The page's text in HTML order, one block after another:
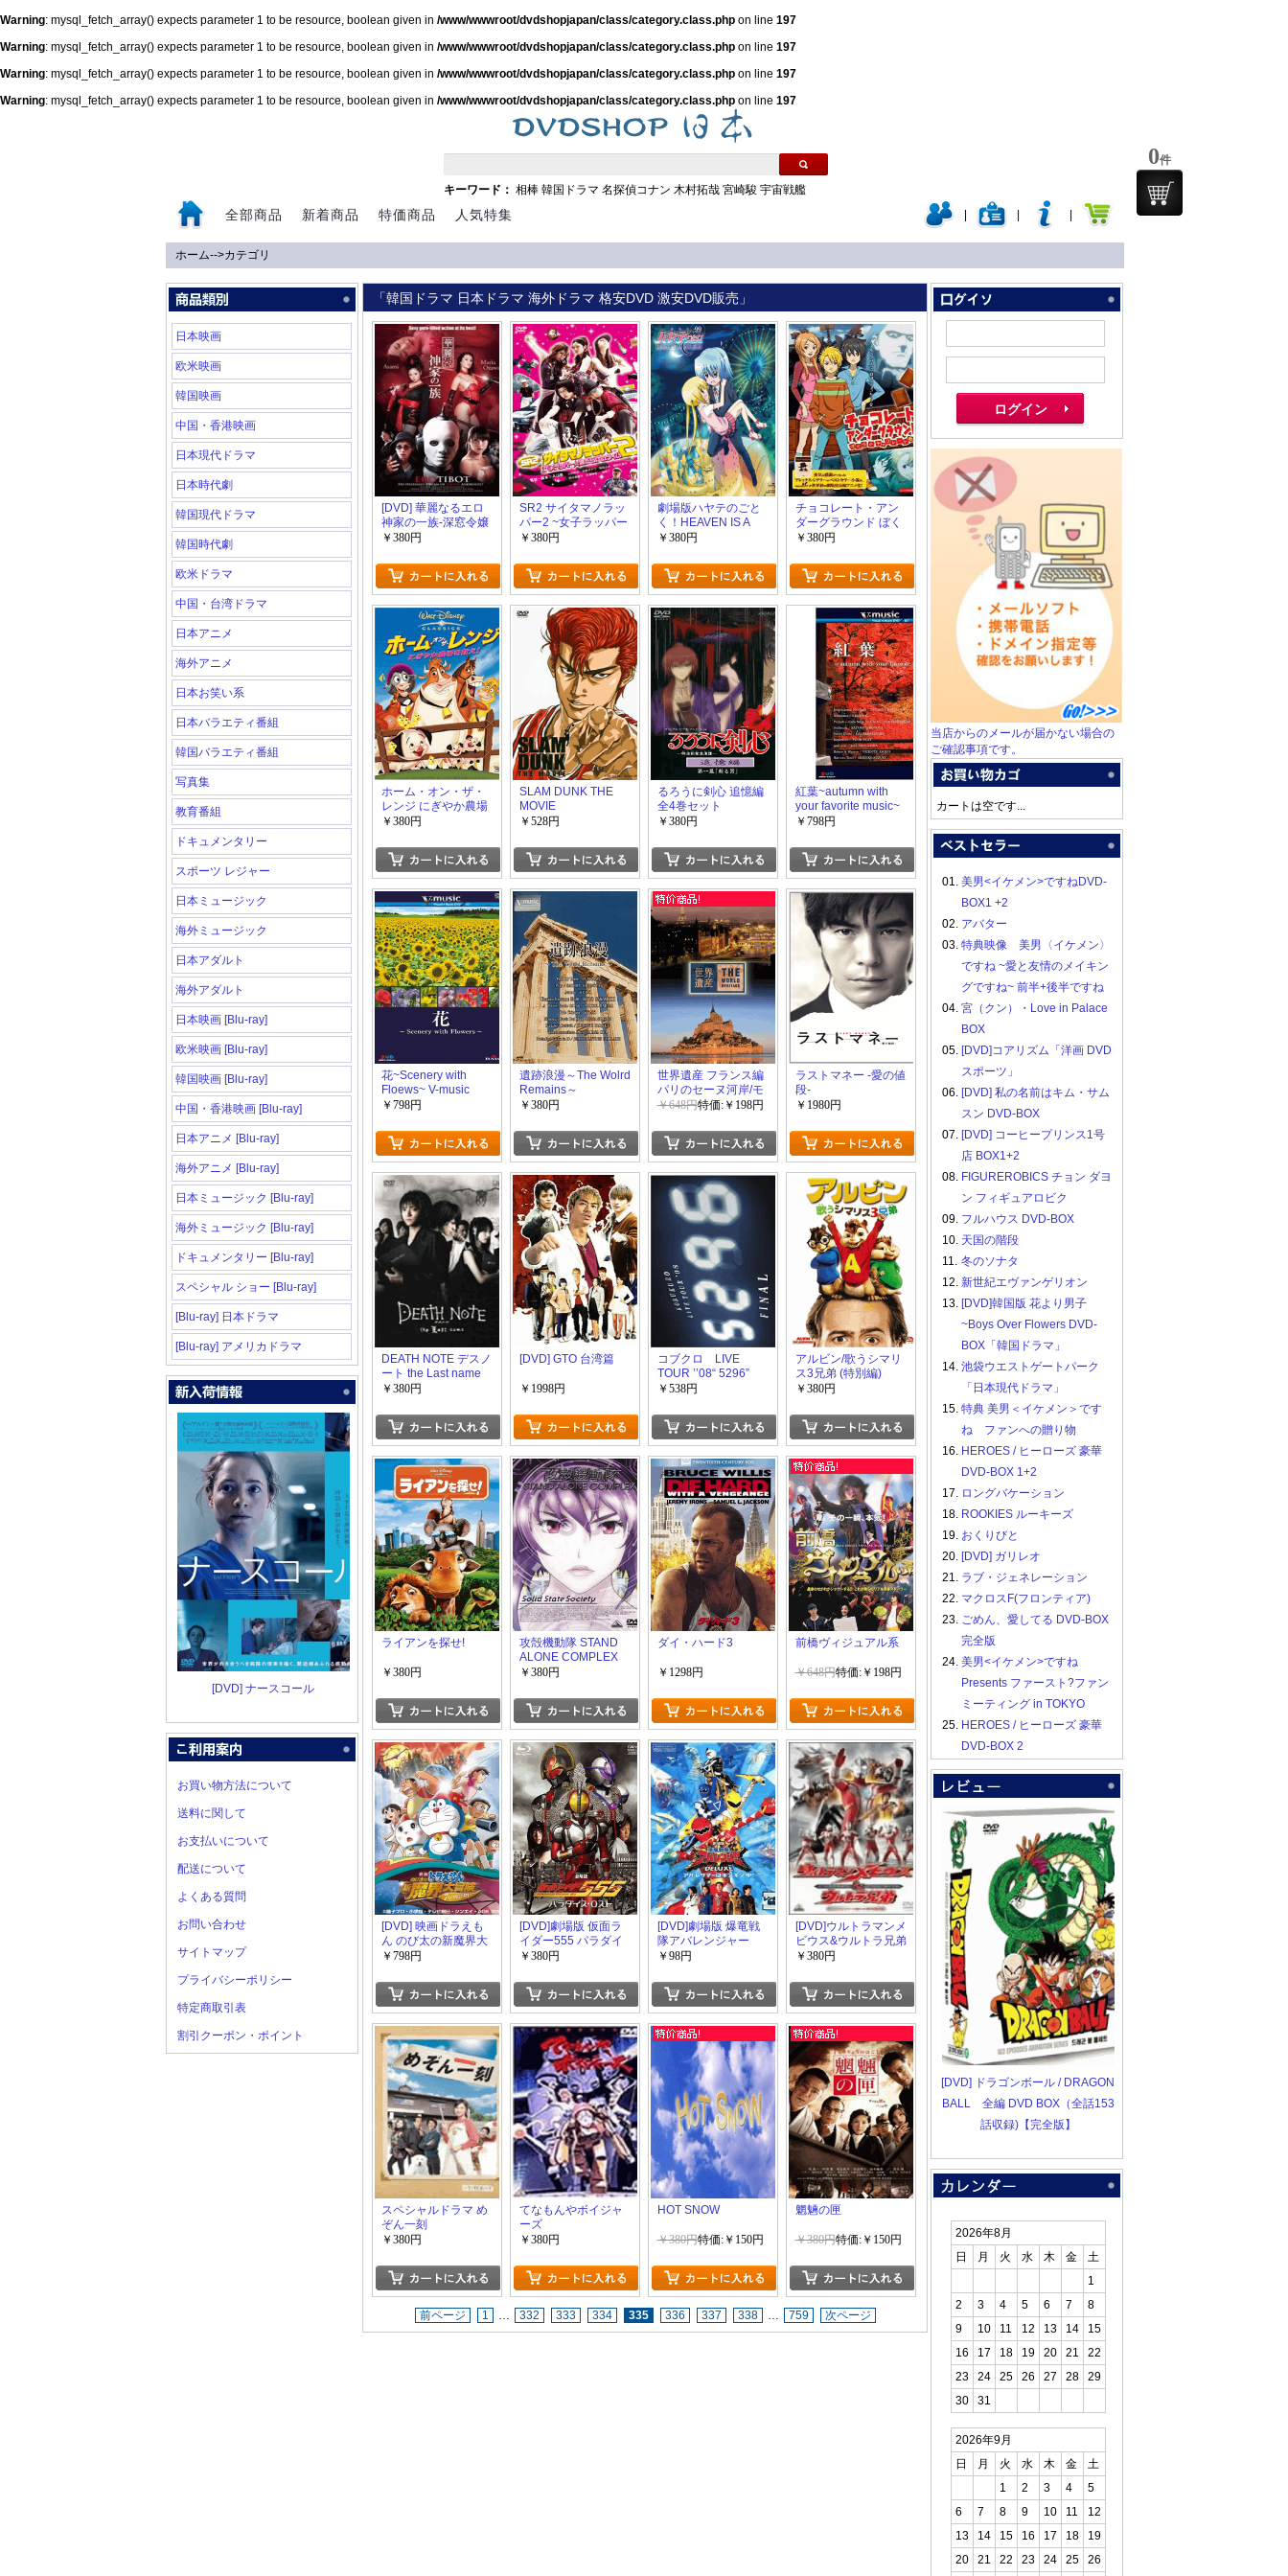
Warning: mysql_fetch_array() expects parameter 1 to be resource, boolean given in /www/wwwroot/dvdshopjapan/class/category.class.php on line 197
Warning: mysql_fetch_array() expects parameter 1 to be resource, boolean given in /www/wwwroot/dvdshopjapan/class/category.class.php on line 197
Warning: mysql_fetch_array() expects parameter 1 to be resource, boolean given in /www/wwwroot/dvdshopjapan/class/category.class.php on line 197
Warning: mysql_fetch_array() expects parameter 1 to be resource, boolean given in /www/wwwroot/dvdshopjapan/class/category.class.php on line 197
キーワード： 相棒 韓国ドラマ 名探偵コナン 木村拓哉 宮崎駿 宇宙戦艦
全部商品 新着商品 特価商品 人気特集
ホーム-->カテゴリ
日本映画
欧米映画
韓国映画
中国・香港映画
日本現代ドラマ
日本時代劇
韓国現代ドラマ
韓国時代劇
欧米ドラマ
中国・台湾ドラマ
日本アニメ
海外アニメ
日本お笑い系
日本バラエティ番組
韓国バラエティ番組
写真集
教育番組
ドキュメンタリー
スポーツ レジャー
日本ミュージック
海外ミュージック
日本アダルト
海外アダルト
日本映画 [Blu-ray]
欧米映画 [Blu-ray]
韓国映画 [Blu-ray]
中国・香港映画 [Blu-ray]
日本アニメ [Blu-ray]
海外アニメ [Blu-ray]
日本ミュージック [Blu-ray]
海外ミュージック [Blu-ray]
ドキュメンタリー [Blu-ray]
スペシャル ショー [Blu-ray]
[Blu-ray] 日本ドラマ
[Blu-ray] アメリカドラマ
[DVD] ナースコール
お買い物方法について
送料に関して
お支払いについて
配送について
よくある質問
お問い合わせ
サイトマップ
プライバシーポリシー
特定商取引表
割引クーポン・ポイント
「韓国ドラマ 日本ドラマ 海外ドラマ 格安DVD 激安DVD販売」
[DVD] 華麗なるエロ
神家の一族-深窓令嬢
は電気執
￥380円
SR2 サイタマノラッ
パー2 ~女子ラッパー
☆傷だらけのライム~
￥380円
劇場版ハヤテのごと
く！HEAVEN IS A
PLACE ON EARTH
￥380円
チョコレート・アン
ダーグラウンド ぼく
らのチョコレート戦
￥380円
ホーム・オン・ザ・
レンジ にぎやか農場
を救え!
￥380円
SLAM DUNK THE
MOVIE
￥528円
るろうに剣心 追憶編
全4巻セット
￥380円
紅葉~autumn with
your favorite music~
￥798円
花~Scenery with
Floews~ V-music
￥798円
遺跡浪漫～The Wolrd
Remains～
￥380円
世界遺産 フランス編
パリのセーヌ河岸/モ
ン・サン・ミッシェ
￥648円特価:￥198円
ラストマネー -愛の値
段-
￥1980円
DEATH NOTE デスノ
ート the Last name
￥380円
[DVD] GTO 台湾篇
￥1998円
コブクロ LIVE
TOUR ’’08“ 5296”
FINAL
￥538円
アルビン/歌うシマリ
ス3兄弟 (特別編)
￥380円
ライアンを探せ!
￥380円
攻殻機動隊 STAND
ALONE COMPLEX
Solid State Society
￥380円
ダイ・ハード3
￥1298円
前橋ヴィジュアル系
￥648円特価:￥198円
[DVD] 映画ドラえも
ん のび太の新魔界大
冒険 7人の魔法使い
￥798円
[DVD]劇場版 仮面ラ
イダー555 パラダイ
ス・ロスト
￥380円
[DVD]劇場版 爆竜戦
隊アバレンジャー
DELUXE アバレサマ
￥98円
[DVD]ウルトラマンメ
ビウス&ウルトラ兄弟
￥380円
スペシャルドラマ め
ぞん一刻
￥380円
てなもんやボイジャ
ーズ
￥380円
HOT SNOW
￥380円特価:￥150円
魍魎の匣
￥380円特価:￥150円
前ページ 1 … 332 333 334 335 336 337 338 … 759 次ページ
当店からのメールが届かない場合の
ご確認事項です。
カートは空です...
01. 美男<イケメン>ですねDVD-
BOX1 +2
02. アバター
03. 特典映像 美男〈イケメン〉
ですね ~愛と友情のメイキン
グですね~ 前半+後半ですね
04. 宮（クン）・Love in Palace
BOX
05. [DVD]コアリズム「洋画 DVD
スポーツ」
06. [DVD] 私の名前はキム・サム
スン DVD-BOX
07. [DVD] コーヒープリンス1号
店 BOX1+2
08. FIGUREROBICS チョン ダヨ
ン フィギュアロビク
09. フルハウス DVD-BOX
10. 天国の階段
11. 冬のソナタ
12. 新世紀エヴァンゲリオン
13. [DVD]韓国版 花より男子
~Boys Over Flowers DVD-
BOX「韓国ドラマ」
14. 池袋ウエストゲートパーク
「日本現代ドラマ」
15. 特典 美男＜イケメン＞です
ね ファンへの贈り物
16. HEROES / ヒーローズ 豪華
DVD-BOX 1+2
17. ロングバケーション
18. ROOKIES ルーキーズ
19. おくりびと
20. [DVD] ガリレオ
21. ラブ・ジェネレーション
22. マクロスF(フロンティア)
23. ごめん、愛してる DVD-BOX
完全版
24. 美男<イケメン>ですね
Presents ファースト?ファン
ミーティング in TOKYO
25. HEROES / ヒーローズ 豪華
DVD-BOX 2
[DVD] ドラゴンボール / DRAGON
BALL 全編 DVD BOX（全話153
話収録)【完全版】
2026年8月
日
月 火 水 木 金
土
1
2
3 4 5 6 7
8
9
10 11 12 13 14
15
16
17 18 19 20 21
22
23
24 25 26 27 28
29
30
31
2026年9月
日
月 火 水 木 金
土
1
2 3 4
5
6
7 8 9 10 11
12
13
14 15 16 17 18
19
20
21 22 23 24 25 26
0件